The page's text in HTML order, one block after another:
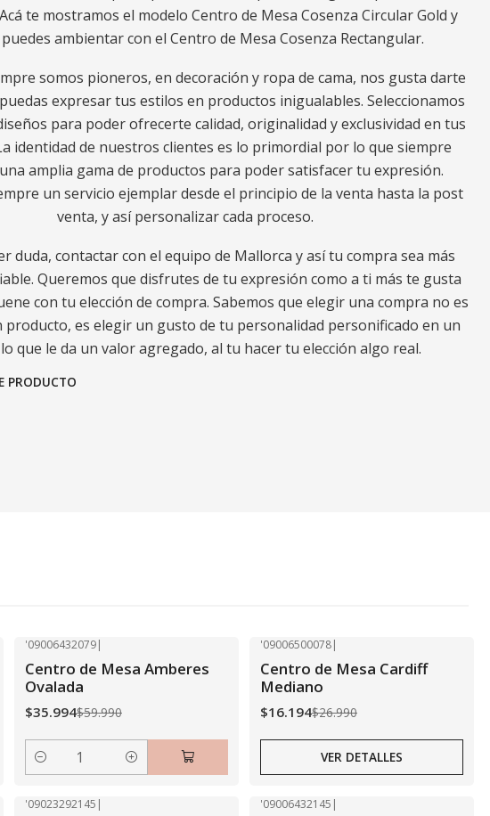
te mostramos el modelo Centro de Mesa Cosenza Circular Gold y
ambientar con el Centro de Mesa Cosenza Rectangular.
somos pioneros, en decoración y ropa de cama, nos gusta darte
expresar tus estilos en productos inigualables. Seleccionamos
para poder ofrecerte calidad, originalidad y exclusividad en tus
identidad de nuestros clientes es lo primordial por lo que siempre
amplia gama de productos para poder satisfacer tu expresión.
un servicio ejemplar desde el principio de la venta hasta la post
venta, y así personalizar cada proceso.
duda, contactar con el equipo de Mallorca y así tu compra sea más
Queremos que disfrutes de tu expresión como a ti más te gusta
con tu elección de compra. Sabemos que elegir una compra no es
producto, es elegir un gusto de tu personalidad personificado en un
que le da un valor agregado, al tu hacer tu elección algo real.
PRODUCTO
'09006432079|
Centro de Mesa Amberes
Ovalada
$35.994$59.990
Cantidad
Agotado
'09006500078|
Centro de Mesa Cardiff
Mediano
$16.194$26.990
VER DETALLES
'09023292145 | '09006432145 |